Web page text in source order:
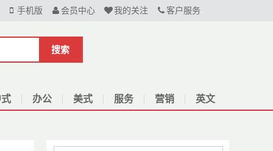
手机版 会员中心 我的关注 客户服务
搜索
办公 美式 服务 营销 英文